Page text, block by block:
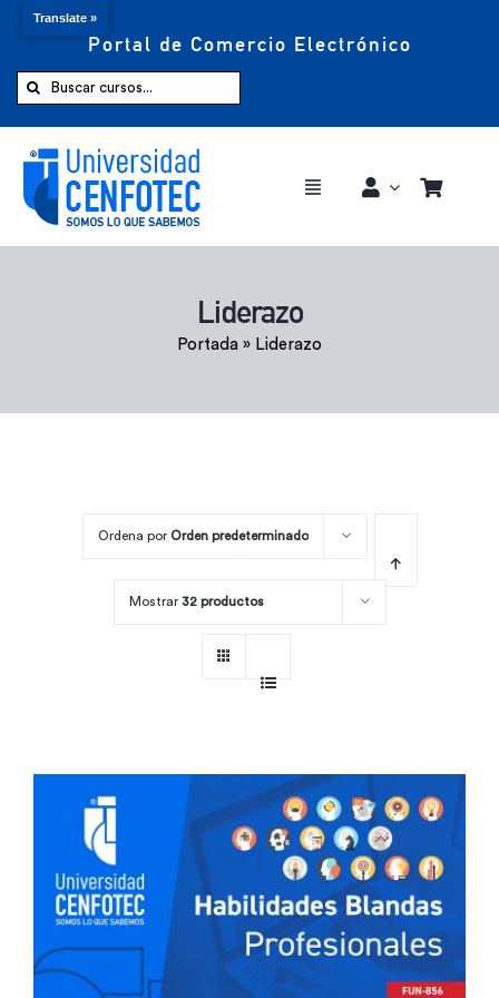
Portal de Comercio Electrónico
Buscar:
Toggle
Comprar ahora
Liderazo
Portada » Liderazo
Ordena por Orden predeterminado
Mostrar 32 productos
Translate »